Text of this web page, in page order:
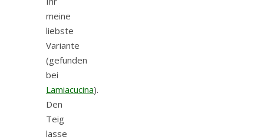
meine
liebste
Variante
(gefunden
bei
Lamiacucina).
Den
Teig
lasse